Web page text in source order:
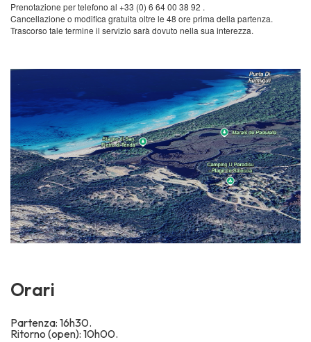
Prenotazione per telefono al +33 (0) 6 64 00 38 92 .
Cancellazione o modifica gratuita oltre le 48 ore prima della partenza.
Trascorso tale termine il servizio sarà dovuto nella sua interezza.
Orari
Partenza: 16h30.
Ritorno (open): 10h00.